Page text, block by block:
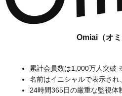
Omiai（オミ
累計会員数は1,000万人突破
名前はイニシャルで表示さ
24時間365日の厳重な監視体